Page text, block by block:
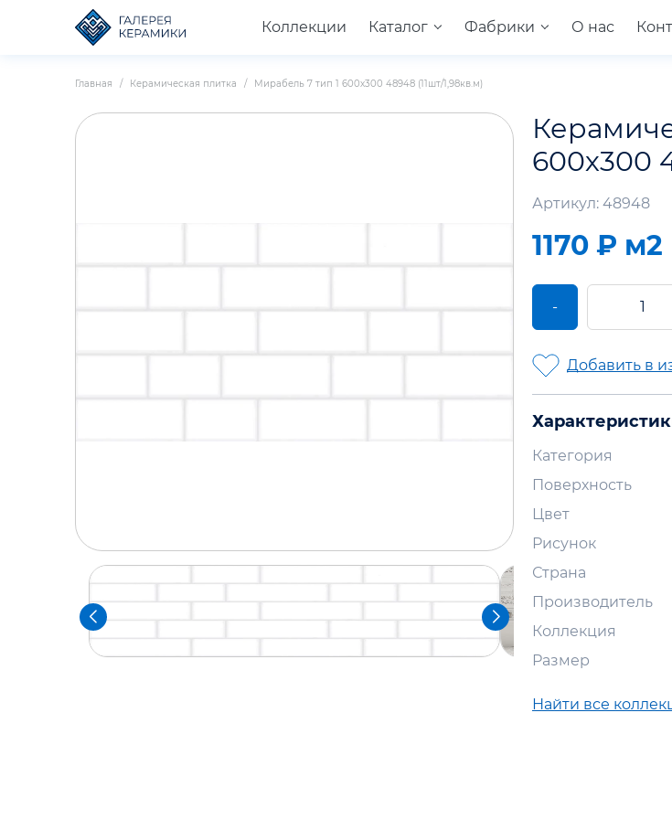
Коллекции Каталог Фабрики О нас
Главная Керамическая плитка Мирабель 7 тип 1 600х300 48948 (11шт/1,98кв.м)
600х300
Артикул: 48948
1170 ₽ м2
-
Добавить в
Категория
Поверхность
Цвет
Рисунок
Страна
Производитель
Коллекция
Размер
Найти все